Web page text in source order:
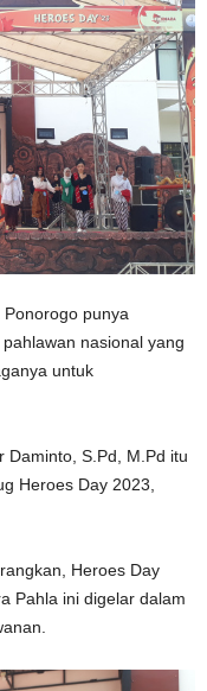
punya
nasional yang
untuk
Daminto, S.Pd, M.Pd itu
Heroes Day 2023,
Heroes Day
Pahla ini digelar dalam